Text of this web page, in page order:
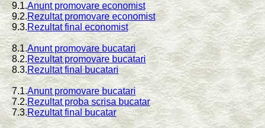
9.1.Anunt promovare economist
9.2.Rezultat promovare economist
9.3.Rezultat final economist
8.1.Anunt promovare bucatari
8.2.Rezultat promovare bucatari
8.3.Rezultat final bucatari
7.1.Anunt promovare bucatari
7.2.Rezultat proba scrisa bucatar
7.3.Rezultat final bucatar